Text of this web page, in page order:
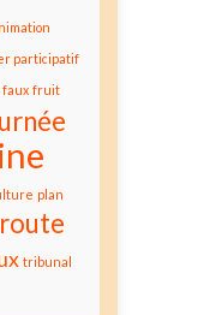
participatif
faux fruit
plan
route
tribunal